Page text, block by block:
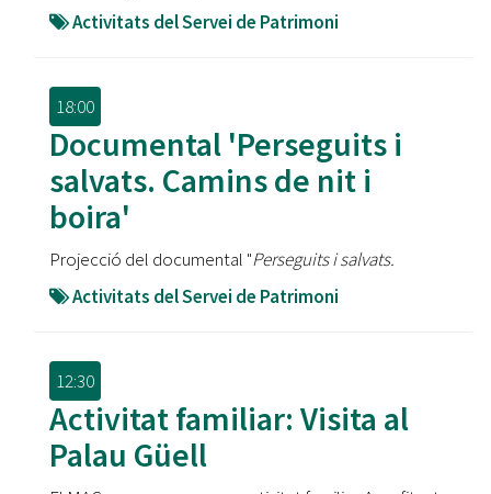
Activitats del Servei de Patrimoni
18:00
Documental 'Perseguits i
salvats. Camins de nit i
boira'
Projecció del documental "Perseguits i salvats.
Activitats del Servei de Patrimoni
12:30
Activitat familiar: Visita al
Palau Güell